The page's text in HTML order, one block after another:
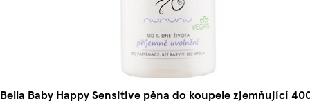
Bella Baby Happy Sensitive pěna do koupele zjemňující